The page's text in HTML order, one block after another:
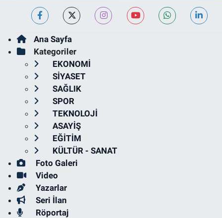
Ana Sayfa
Kategoriler
EKONOMİ
SİYASET
SAĞLIK
SPOR
TEKNOLOJİ
ASAYİŞ
EĞİTİM
KÜLTÜR - SANAT
Foto Galeri
Video
Yazarlar
Seri İlan
Röportaj